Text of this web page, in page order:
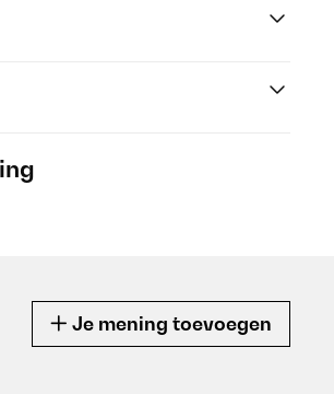
Je mening toevoegen